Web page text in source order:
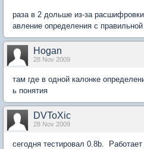
раза в 2 дольше из-за
авление определения с
Hogan
28 Nov 2009
там где в одной калонке
ь понятия
DVToXic
28 Nov 2009
сегодня тестировал 0.8b.